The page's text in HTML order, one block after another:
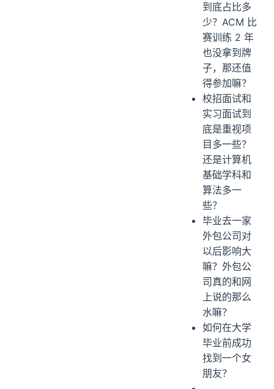
到底占比多
少？ACM 比
赛训练 2 年
也没拿到牌
子，那还值
得参加嘛？
校招面试和
实习面试到
底是重视项
目多一些？
还是计算机
基础学科和
算法多一
些？
毕业去一家
外包公司对
以后影响大
嘛？外包公
司真的和网
上说的那么
水嘛？
如何在大学
毕业前成功
找到一个女
朋友？